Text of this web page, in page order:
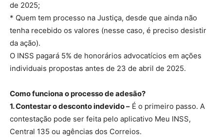
de 2025;
* Quem tem processo na Justiça, desde que ainda não
tenha recebido os valores (nesse caso, é preciso desistir
da ação).
O INSS pagará 5% de honorários advocatícios em ações
individuais propostas antes de 23 de abril de 2025.
Como funciona o processo de adesão?
1. Contestar o desconto indevido – É o primeiro passo. A
contestação pode ser feita pelo aplicativo Meu INSS,
Central 135 ou agências dos Correios.